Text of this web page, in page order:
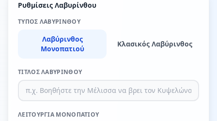
Ρυθμίσεις Λαβυρίνθου
ΤΎΠΟΣ ΛΑΒΥΡΊΝΘΟΥ
Λαβύρινθος
Μονοπατιού
Κλασικός Λαβύρινθος
ΤΊΤΛΟΣ ΛΑΒΥΡΊΝΘΟΥ
ΛΕΙΤΟΥΡΓΊΑ ΜΟΝΟΠΑΤΙΟΎ